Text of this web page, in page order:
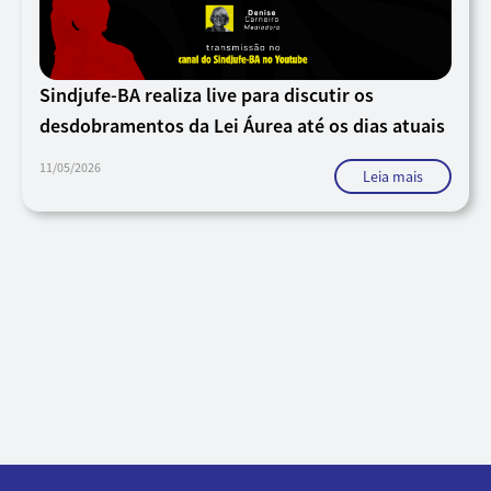
Sindjufe-BA realiza live para discutir os
desdobramentos da Lei Áurea até os dias atuais
11/05/2026 Leia mais